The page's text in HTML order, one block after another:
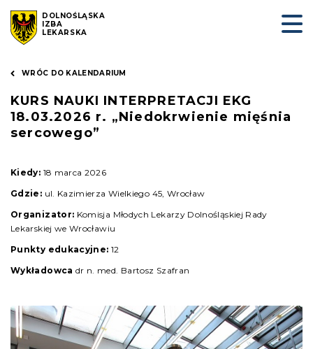
DOLNOŚLĄSKA
IZBA
LEKARSKA
WRÓC DO KALENDARIUM
KURS NAUKI INTERPRETACJI EKG
18.03.2026 r. „Niedokrwienie mięśnia
sercowego”
Kiedy: 18 marca 2026
Gdzie: ul. Kazimierza Wielkiego 45, Wrocław
Organizator: Komisja Młodych Lekarzy Dolnośląskiej Rady
Lekarskiej we Wrocławiu
Punkty edukacyjne: 12
Wykładowca dr n. med. Bartosz Szafran